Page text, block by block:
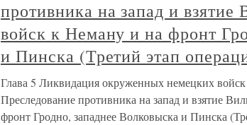
противника на запад и
войск к Неману и на фронт
и Пинска (Третий этап
Глава 5 Ликвидация окруженных немецких
Преследование противника на запад и взятие
фронт Гродно, западнее Волковыска и Пинска